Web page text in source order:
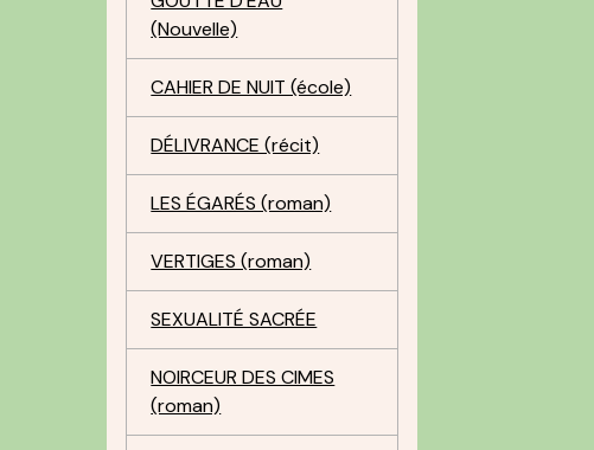
(Nouvelle)
CAHIER DE NUIT (école)
DÉLIVRANCE (récit)
LES ÉGARÉS (roman)
VERTIGES (roman)
SEXUALITÉ SACRÉE
NOIRCEUR DES CIMES
(roman)